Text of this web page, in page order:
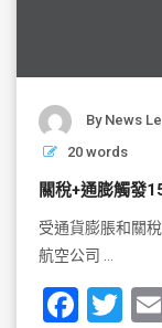
By News
20 words
關稅+通膨觸發
受通貨膨脹和關
航空公司 …
F
T